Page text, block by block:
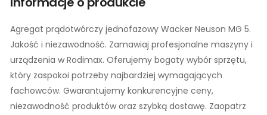
Agregat prądotwórczy jednofazowy Wacker Neuson MG 5.
Jakość i niezawodność. Zamawiaj profesjonalne maszyny i
urządzenia w Rodimax. Oferujemy bogaty wybór sprzętu,
który zaspokoi potrzeby najbardziej wymagających
fachowców. Gwarantujemy konkurencyjne ceny,
niezawodność produktów oraz szybką dostawę. Zaopatrz